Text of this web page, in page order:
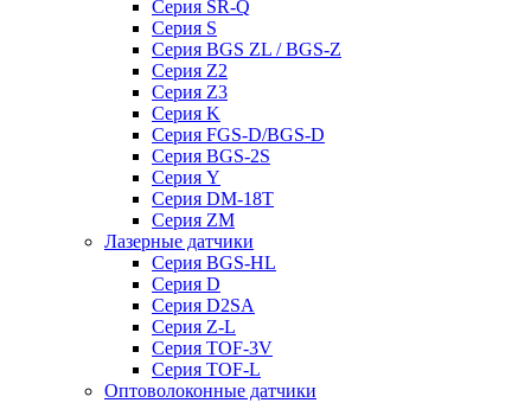
Серия SR-Q
Серия S
Серия BGS ZL / BGS-Z
Серия Z2
Серия Z3
Серия K
Серия FGS-D/BGS-D
Серия BGS-2S
Серия Y
Серия DM-18T
Серия ZM
Лазерные датчики
Серия BGS-HL
Серия D
Серия D2SA
Серия Z-L
Серия TOF-3V
Серия TOF-L
Оптоволоконные датчики